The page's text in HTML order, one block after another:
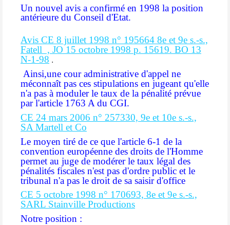
Un nouvel avis a confirmé en 1998 la position
antérieure du Conseil d'Etat.
Avis CE 8 juillet 1998 n° 195664 8e et 9e s.-s.,
Fatell , JO 15 octobre 1998 p. 15619. BO 13
N-1-98 .
Ainsi,une cour administrative d'appel ne
méconnaît pas ces stipulations en jugeant qu'elle
n'a pas à moduler le taux de la pénalité prévue
par l'article 1763 A du CGI.
CE 24 mars 2006 n° 257330, 9e et 10e s.-s.,
SA Martell et Co
Le moyen tiré de ce que l'article 6-1 de la
convention européenne des droits de l'Homme
permet au juge de modérer le taux légal des
pénalités fiscales n'est pas d'ordre public et le
tribunal n'a pas le droit de sa saisir d'office
CE 5 octobre 1998 n° 170693, 8e et 9e s.-s.,
SARL Stainville Productions
Notre position :